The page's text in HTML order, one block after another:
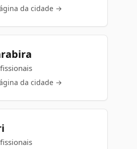
da cidade →
da cidade →